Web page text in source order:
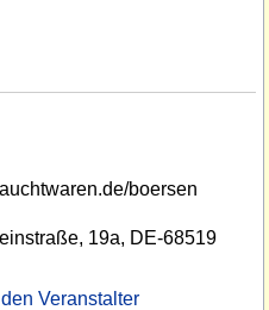
boersen
19a, DE-68519
Veranstalter